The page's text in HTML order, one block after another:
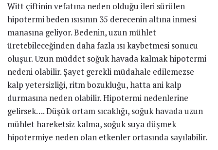
Witt çiftinin vefatına neden olduğu ileri sürülen
hipotermi beden ısısının 35 derecenin altına inmesi
manasına geliyor. Bedenin, uzun mühlet
üretebileceğinden daha fazla ısı kaybetmesi sonucu
oluşur. Uzun müddet soğuk havada kalmak hipotermi
nedeni olabilir. Şayet gerekli müdahale edilemezse
kalp yetersizliği, ritm bozukluğu, hatta ani kalp
durmasına neden olabilir. Hipotermi nedenlerine
gelirsek…. Düşük ortam sıcaklığı, soğuk havada uzun
mühlet hareketsiz kalma, soğuk suya düşmek
hipotermiye neden olan etkenler ortasında sayılabilir.